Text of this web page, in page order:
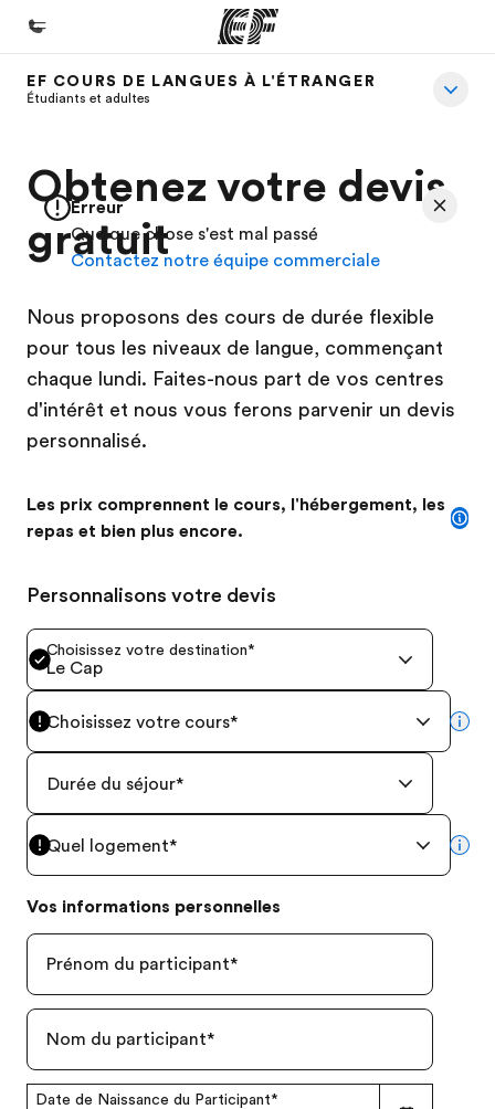
Accueil
Programmes
Nos offres
Bureaux
A propos de nous
Qui sommes-nous ?
EF recrute
EF COURS DE LANGUES À L'ÉTRANGER
Étudiants et adultes
Obtenez votre devis
gratuit
Nous proposons des cours de durée flexible
pour tous les niveaux de langue, commençant
chaque lundi. Faites-nous part de vos centres
d'intérêt et nous vous ferons parvenir un devis
personnalisé.
Les prix comprennent le cours, l'hébergement, les
repas et bien plus encore.
Personnalisons votre devis
Choisissez votre destination*
Le Cap
Choisissez votre cours*
Durée du séjour*
Quel logement*
Vos informations personnelles
Prénom du participant*
Nom du participant*
Date de Naissance du Participant*
Erreur
Quelque chose s'est mal passé
Contactez notre équipe commerciale